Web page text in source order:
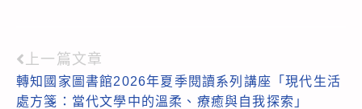
Read
more
上一篇文章
轉知國家圖書館2026年夏季閱讀系列講座「現代生活
處方箋：當代文學中的溫柔、療癒與自我探索」